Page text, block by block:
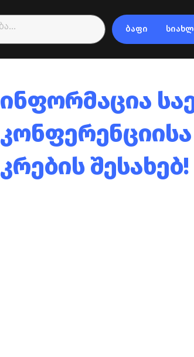
ბაფი
ინფორმაცია
კრების შესახებ!